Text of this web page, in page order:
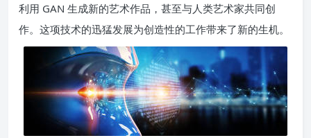
利用 GAN 生成新的艺术作品，甚至与人类艺术家共同创
作。这项技术的迅猛发展为创造性的工作带来了新的生机。